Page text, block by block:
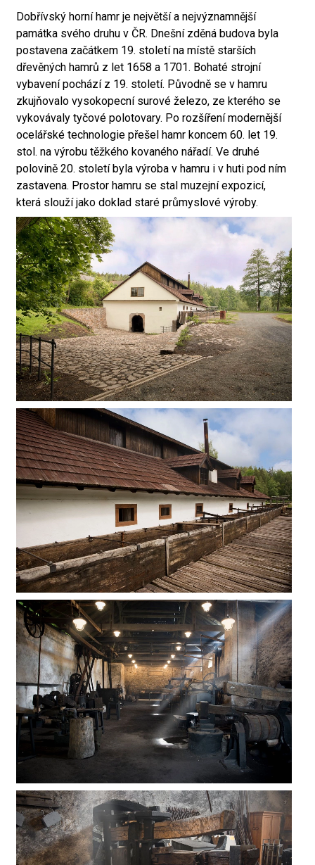
Dobřívský horní hamr je největší a nejvýznamnější
památka svého druhu v ČR. Dnešní zděná budova byla
postavena začátkem 19. století na místě starších
dřevěných hamrů z let 1658 a 1701. Bohaté strojní
vybavení pochází z 19. století. Původně se v hamru
zkujňovalo vysokopecní surové železo, ze kterého se
vykovávaly tyčové polotovary. Po rozšíření modernější
ocelářské technologie přešel hamr koncem 60. let 19.
stol. na výrobu těžkého kovaného nářadí. Ve druhé
polovině 20. století byla výroba v hamru i v huti pod ním
zastavena. Prostor hamru se stal muzejní expozicí,
která slouží jako doklad staré průmyslové výroby.